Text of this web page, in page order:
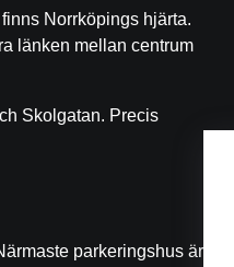
Norrköpings hjärta.
länken mellan centrum
Skolgatan. Precis
parkeringshus är